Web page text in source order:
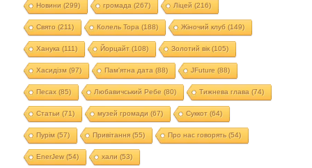
Новини (299) громада (267) Ліцей (216)
Свято (211) Колель Тора (188) Жіночий клуб (149)
Ханука (111) Йорцайт (108) Золотий вік(105)
Хасидізм (97) Пам'ятна дата (88) JFuture (88)
Песах(85) Любавичський Ребе (80) Тижнева глава (74)
Статьи (71) музей громади (67) Суккот (64)
Пурім (57) Привітання(55) Про нас говорять (54)
EnerJew(54) хали (53)